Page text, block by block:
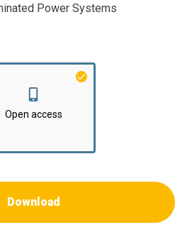
Power Systems
og Naturvidenskabelige Fakultet
Open access
Download